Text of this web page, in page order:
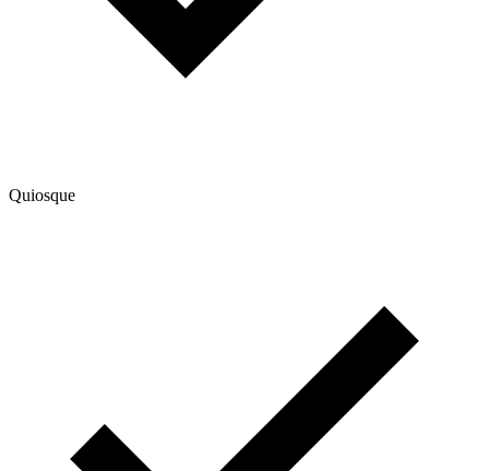
Quiosque